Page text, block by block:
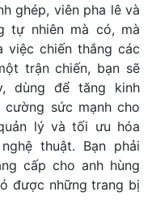
ghép, viên pha lê và
tự nhiên mà có, mà
việc chiến thắng các
trận chiến, bạn sẽ
dùng để tăng kinh
sức mạnh cho
lý và tối ưu hóa
thuật. Bạn phải
cấp cho anh hùng
được những trang bị